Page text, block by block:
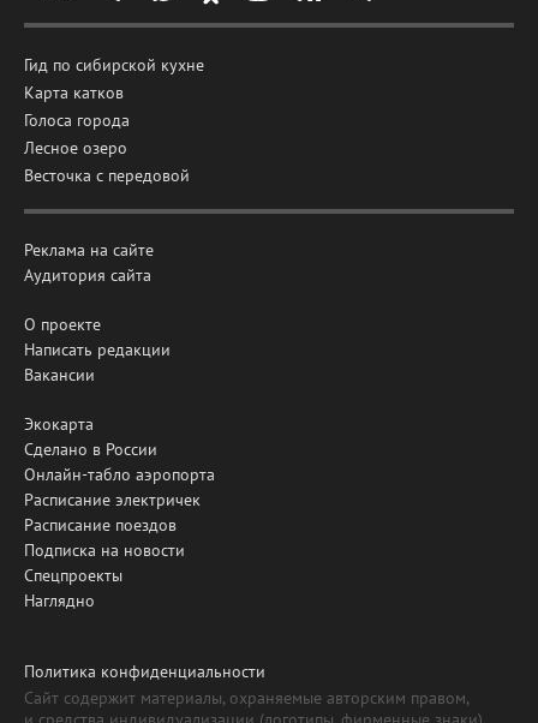
Гид по сибирской кухне
Карта катков
Голоса города
Лесное озеро
Весточка с передовой
Реклама на сайте
Аудитория сайта
О проекте
Написать редакции
Вакансии
Экокарта
Сделано в России
Онлайн-табло аэропорта
Расписание электричек
Расписание поездов
Подписка на новости
Спецпроекты
Наглядно
Политика конфиденциальности
Сайт содержит материалы, охраняемые авторским правом,